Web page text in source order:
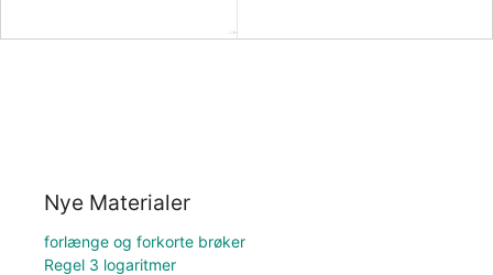
Nye Materialer
forlænge og forkorte brøker
Regel 3 logaritmer